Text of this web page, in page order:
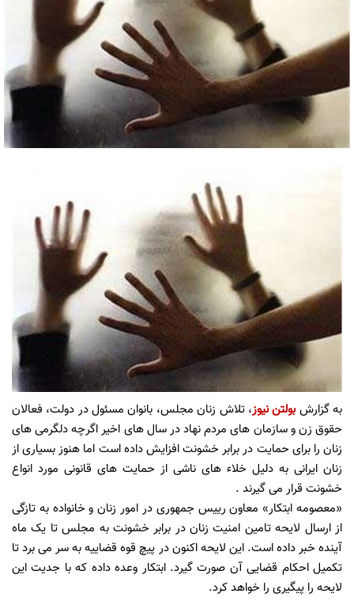
به گزارشبولتن نیوز، تلاش زنان مجلس، بانوان مسئول در دولت، فعالان
حقوق زن و سازمان های مردم نهاد در سال های اخیر اگرچه دلگرمی های
زنان را برای حمایت در برابر خشونت افزایش داده است اما هنوز بسیاری از
زنان ایرانی به دلیل خلاء های ناشی از حمایت های قانونی مورد انواع
خشونت قرار می گیرند .
«معصومه ابتکار» معاون رییس جمهوری در امور زنان و خانواده به تازگی
از ارسال لایحه تامین امنیت زنان در برابر خشونت به مجلس تا یک ماه
آینده خبر داده است. این لایحه اکنون در پیچ قوه قضاییه به سر می برد تا
تکمیل احکام قضایی آن صورت گیرد. ابتکار وعده داده که با جدیت این
لایحه را پیگیری را خواهد کرد.